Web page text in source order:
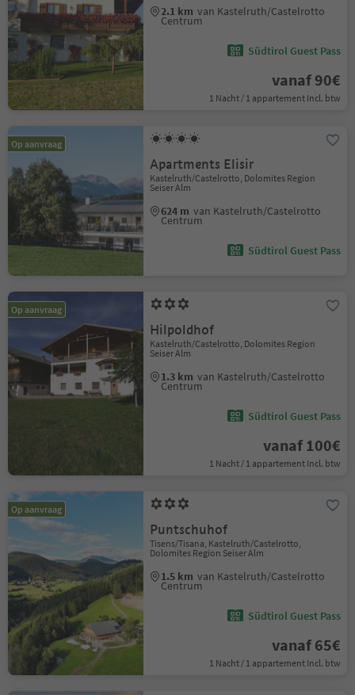
2.1 km van Kastelruth/Castelrotto
Centrum
Südtirol Guest Pass
vanaf 90€
1 Nacht / 1 appartement Incl. btw
Op aanvraag
Apartments Elisir
Kastelruth/Castelrotto, Dolomites Region
Seiser Alm
624 m van Kastelruth/Castelrotto
Centrum
Südtirol Guest Pass
Op aanvraag
Hilpoldhof
Kastelruth/Castelrotto, Dolomites Region
Seiser Alm
1.3 km van Kastelruth/Castelrotto
Centrum
Südtirol Guest Pass
vanaf 100€
1 Nacht / 1 appartement Incl. btw
Op aanvraag
Puntschuhof
Tisens/Tisana, Kastelruth/Castelrotto,
Dolomites Region Seiser Alm
1.5 km van Kastelruth/Castelrotto
Centrum
Südtirol Guest Pass
vanaf 65€
1 Nacht / 1 appartement Incl. btw